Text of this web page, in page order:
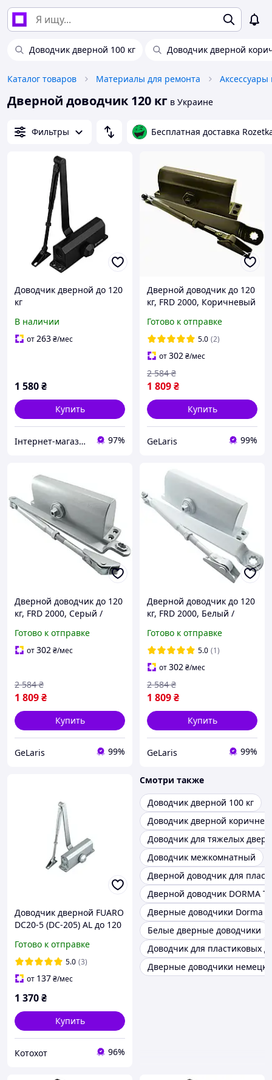
Доводчик дверной 100 кг Доводчик дверной
Каталог товаров Материалы для ремонта
Дверной доводчик 120 кг в Украине
Фильтры Бесплатная доставка
Доводчик дверной до 120
кг
В наличии
от263₴/мес
1 580₴
Купить
Інтернет-магазин "Цифродім" 97%
Дверной доводчик до 120
кг, FRD 2000, Коричневый
двери / Доводчик двери /
Доводчики
Готово к отправке
5.0 (2)
от302₴/мес
1 809₴
2 584 ₴
Купить
GeLaris 99%
Дверной доводчик до 120
кг, FRD 2000, Серый /
двери / Доводчик двери /
Доводчик для дверей
Готово к отправке
от302₴/мес
1 809₴
2 584 ₴
Купить
GeLaris 99%
Дверной доводчик до 120
кг, FRD 2000, Белый /
двери / Доводчик двери /
Доводчик для дверей
Готово к отправке
5.0 (1)
от302₴/мес
1 809₴
2 584 ₴
Купить
GeLaris 99%
Доводчик дверной FUARO
DC20-5 (DC-205) AL до 120
Готово к отправке
5.0 (3)
от 137₴/мес
1 370₴
Купить
Котохот 96%
Смотри также
Доводчик дверной 100 кг
Доводчик дверной
Доводчик для тяжелых
Доводчик межкомнатный
Дверной доводчик для
Дверной доводчик DORMA
Дверные доводчики Dorma
Белые дверные доводчики
Доводчик для пластиковых
Дверные доводчики